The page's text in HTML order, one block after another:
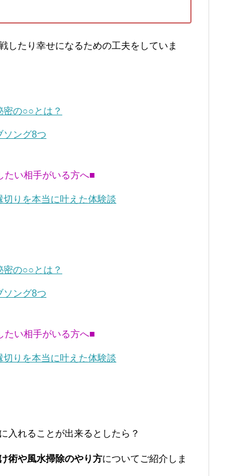
したり幸せになるための工夫をしていま
の○○とは？
ソング8つ
たい相手がいる方へ■
切りを本当に叶えた体験談
の○○とは？
ソング8つ
たい相手がいる方へ■
切りを本当に叶えた体験談
入れることが出来るとしたら？
術や風水掃除のやり方についてご紹介しま